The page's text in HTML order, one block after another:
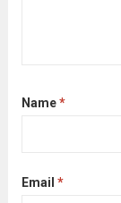
Name*
Email *